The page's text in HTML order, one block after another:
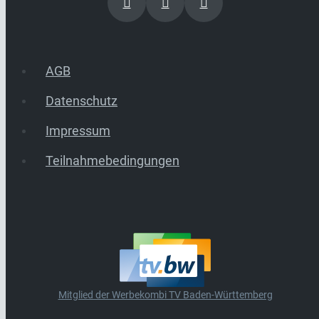
AGB
Datenschutz
Impressum
Teilnahmebedingungen
Mitglied der Werbekombi TV Baden-Württemberg